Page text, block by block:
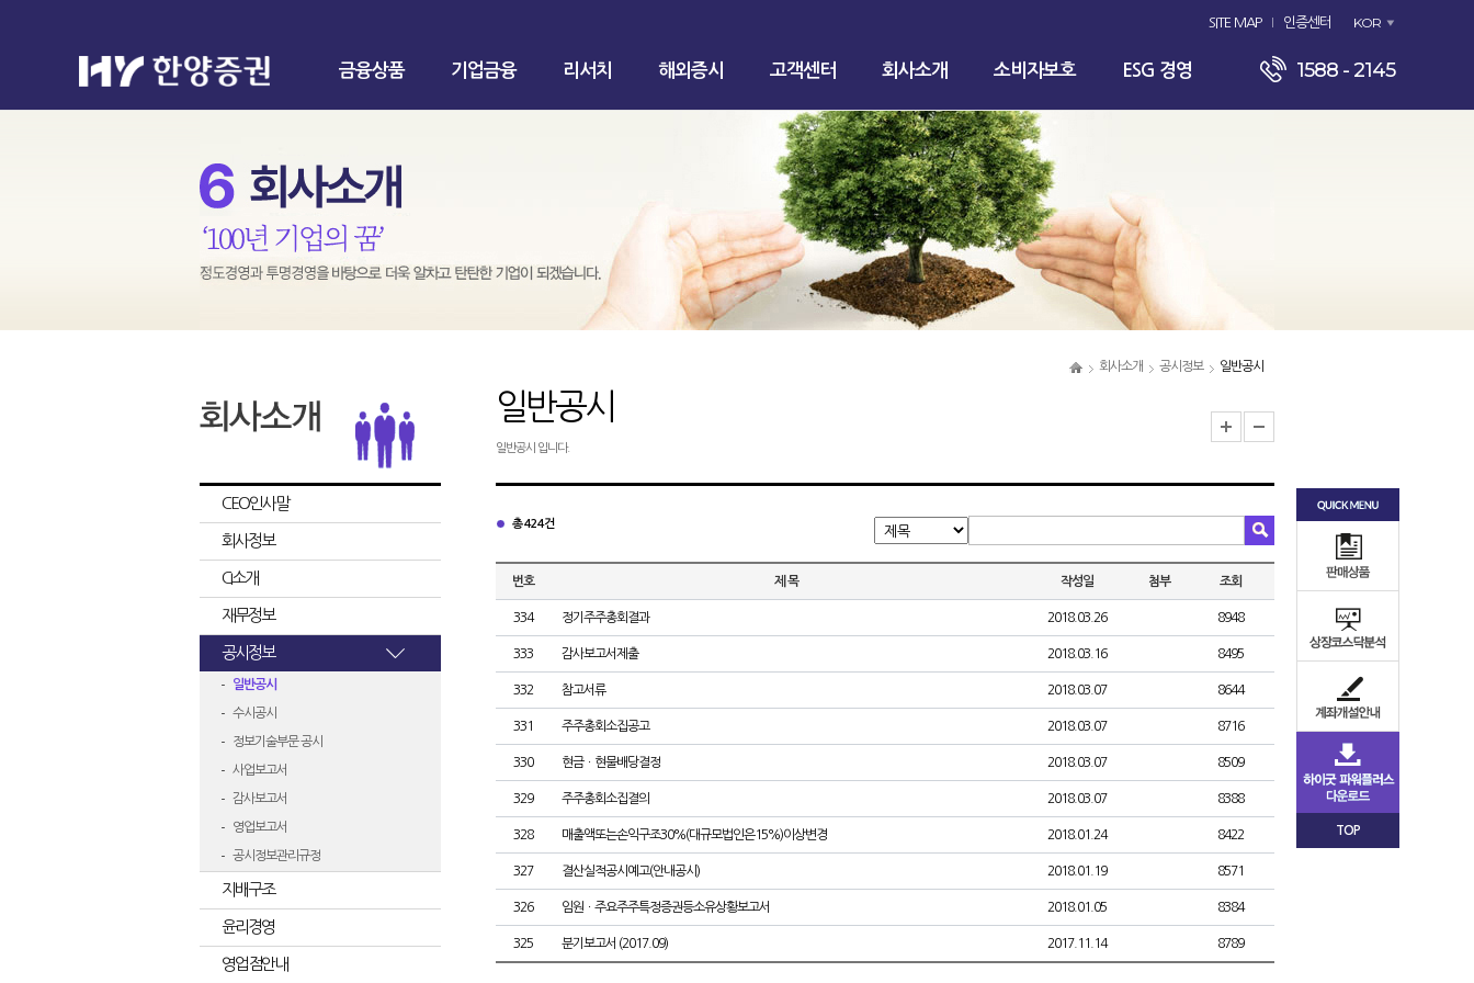
SITE MAP 인증센터 KOR
금융상품 기업금융 리서치 해외증시 고객센터 회사소개 소비자보호 ESG 경영 1588 - 2145
회사소개 공시정보 일반공시
CEO인사말
회사정보
CI소개
재무정보
공시정보
일반공시
수시공시
정보기술부문 공시
사업보고서
감사보고서
영업보고서
공시정보관리규정
지배구조
윤리경영
영업점안내
일반공시
일반공시 입니다.
총 424건
번호 제 목 작성일 첨부 조회
334 정기주주총회결과 2018.03.26 8948
333 감사보고서제출 2018.03.16 8495
332 참고서류 2018.03.07 8644
331 주주총회소집공고 2018.03.07 8716
330 현금ㆍ현물배당결정 2018.03.07 8509
329 주주총회소집결의 2018.03.07 8388
328 매출액또는손익구조30%(대규모법인은15%)이상변경 2018.01.24 8422
327 결산실적공시예고(안내공시) 2018.01.19 8571
326 임원ㆍ주요주주특정증권등소유상황보고서 2018.01.05 8384
325 분기보고서 (2017.09) 2017.11.14 8789
TOP